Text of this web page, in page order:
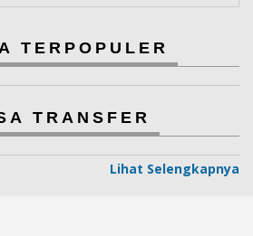
TERPOPULER
TRANSFER
Lihat Selengkapnya